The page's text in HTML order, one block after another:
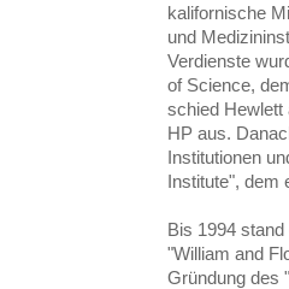
kalifornische
und
Verdienste
of Science,
schied Hewlett
HP aus.
Institutionen
Institute", dem
Bis 1994
"William and
Gründung des